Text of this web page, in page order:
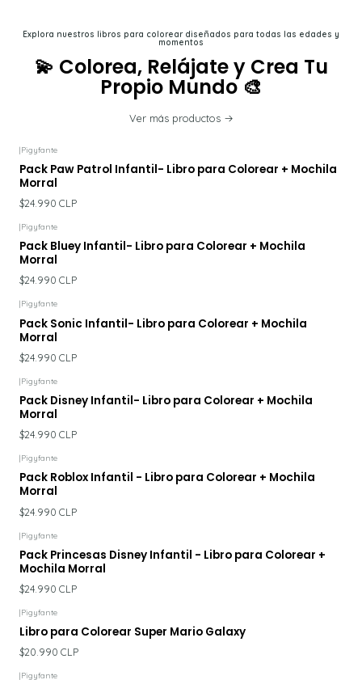
Explora nuestros libros para colorear diseñados para todas las edades y
momentos
💫 Colorea, Relájate y Crea Tu
Propio Mundo 🎨
Ver más productos
|Pigyfante
Pack Paw Patrol Infantil- Libro para Colorear + Mochila
Morral
$24.990 CLP
|Pigyfante
Pack Bluey Infantil- Libro para Colorear + Mochila
Morral
$24.990 CLP
|Pigyfante
Pack Sonic Infantil- Libro para Colorear + Mochila
Morral
$24.990 CLP
|Pigyfante
Pack Disney Infantil- Libro para Colorear + Mochila
Morral
$24.990 CLP
|Pigyfante
Pack Roblox Infantil - Libro para Colorear + Mochila
Morral
$24.990 CLP
|Pigyfante
Pack Princesas Disney Infantil - Libro para Colorear +
Mochila Morral
$24.990 CLP
|Pigyfante
Libro para Colorear Super Mario Galaxy
$20.990 CLP
|Pigyfante